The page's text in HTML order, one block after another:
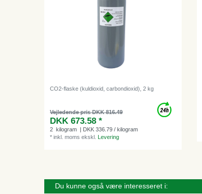
CO2-flaske (kuldioxid, carbondioxid), 2 kg
Vejledende pris DKK 816.49
DKK 673.58 *
2 kilogram | DKK 336.79 / kilogram
*inkl. moms ekskl.Levering
Du kunne også være interesseret i: